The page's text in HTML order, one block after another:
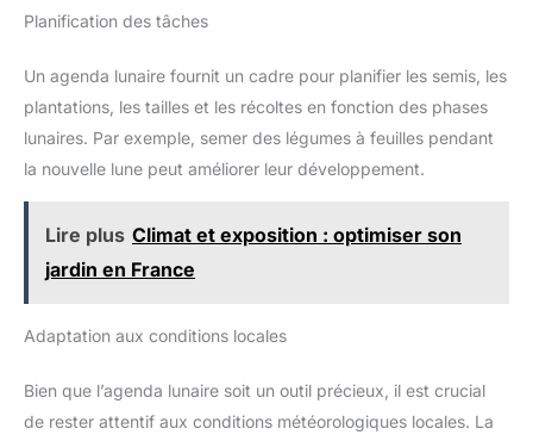
Planification des tâches
Un agenda lunaire fournit un cadre pour planifier les semis, les
plantations, les tailles et les récoltes en fonction des phases
lunaires. Par exemple, semer des légumes à feuilles pendant
la nouvelle lune peut améliorer leur développement.
Lire plus Climat et exposition : optimiser son
jardin en France
Adaptation aux conditions locales
Bien que l’agenda lunaire soit un outil précieux, il est crucial
de rester attentif aux conditions météorologiques locales. La